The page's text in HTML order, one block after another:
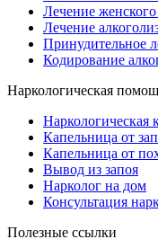
Лечение
Лечение
Принудительное
Кодирование
Наркологическая
Наркологическая
Капельница от
Капельница от
Вывод из запоя
Нарколог на дом
Консультация
Полезные ссылки